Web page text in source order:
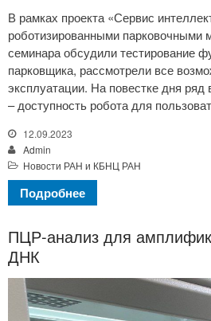
В рамках проекта «Сервис
роботизированными парковочными
семинара обсудили тестирование
парковщика, рассмотрели все
эксплуатации. На повестке дня ряд
– доступность робота для
12.09.2023
Admin
Новости РАН и КБНЦ РАН
Подробнее
ПЦР-анализ для
ДНК